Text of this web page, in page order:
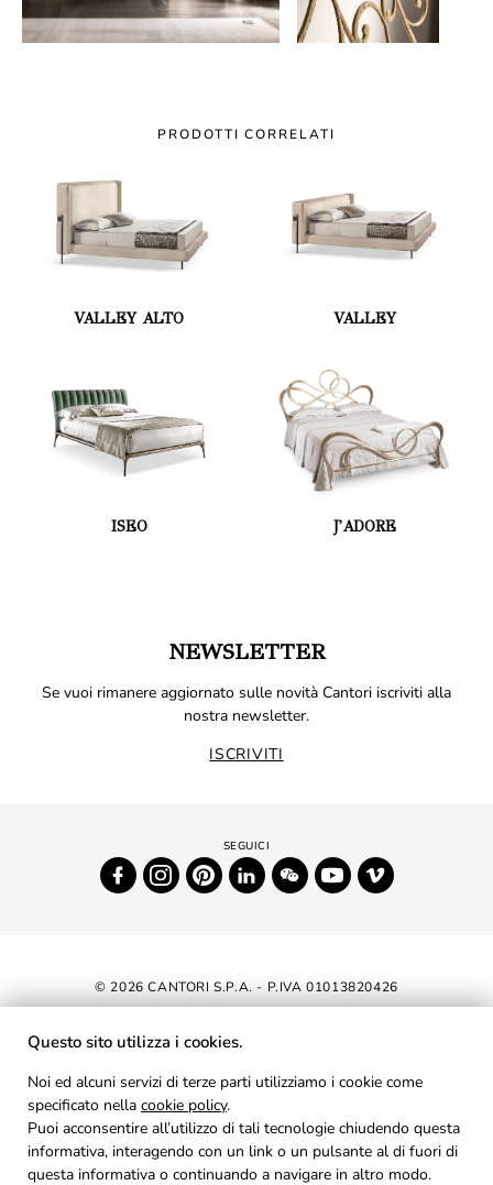
PRODOTTI CORRELATI
VALLEY ALTO VALLEY
ISEO J'ADORE
NEWSLETTER
Se vuoi rimanere aggiornato sulle novità Cantori iscriviti alla
nostra newsletter.
ISCRIVITI
© 2026 CANTORI S.P.A. - P.IVA 01013820426
DICHIARAZIONE DI ACCESSIBILITÀ
AREA RISERVATA
PRIVACY
COOKIES
Questo sito utilizza i cookies.
Noi ed alcuni servizi di terze parti utilizziamo i cookie come
specificato nella cookie policy.
Puoi acconsentire all’utilizzo di tali tecnologie chiudendo questa
informativa, interagendo con un link o un pulsante al di fuori di
questa informativa o continuando a navigare in altro modo.